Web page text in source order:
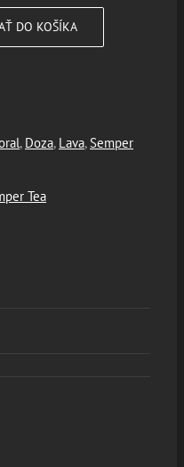
DO KOŠÍKA
, Doza, Lava,Semper
Tea